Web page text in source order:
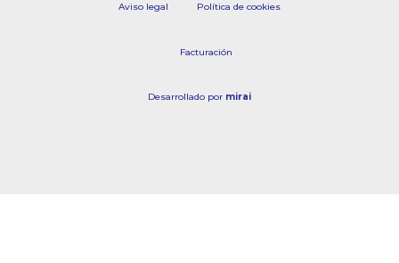
Aviso legal Política de cookies
Facturación
Desarrollado por mirai